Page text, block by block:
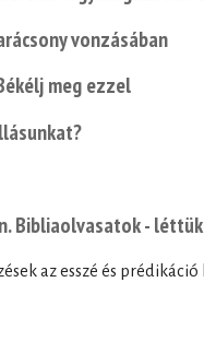
vonzásában
meg ezzel
Bibliaolvasatok -
az esszé és prédikáció